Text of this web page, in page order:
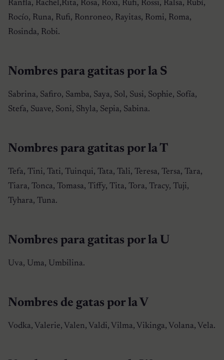
Ranfla, Rachel,Rita, Rosa, Roxi, Rufi, Rossi, Ralsa, Rubí,
Rocío, Runa, Rufi, Ronroneo, Rayitas, Romi, Roma,
Rosinda, Robi.
Nombres para gatitas por la S
Sabrina, Safiro, Samba, Saya, Sol, Susi, Sophie, Sofía,
Stefa, Suave, Soni, Shyla, Sepia, Sabina.
Nombres para gatitas por la T
Tefa, Tini, Tati, Tuinqui, Tata, Tali, Teresa, Tersa, Tara,
Tiara, Tonca, Tomasa, Tiffy, Tita, Tora, Tracy, Tuji,
Tyhara, Tuna.
Nombres para gatitas por la U
Uva, Uma, Umbilina.
Nombres de gatas por la V
Vodka, Valerie, Valen, Valdi, Vilma, Vikinga, Volana, Vela.